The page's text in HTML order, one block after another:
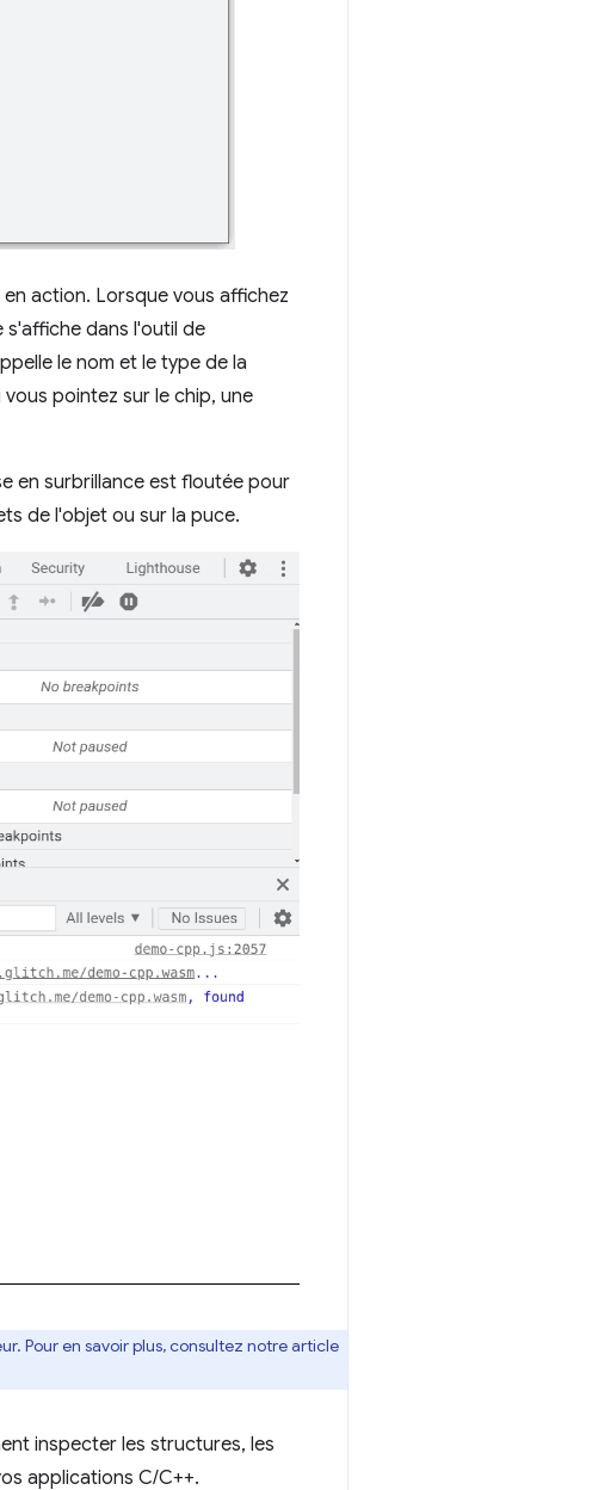
en action. Lorsque vous affichez
s'affiche dans l'outil de
le nom et le type de la
pointez sur le chip, une
en surbrillance est floutée pour
de l'objet ou sur la puce.
Pour en savoir plus, consultez notre article
inspecter les structures, les
applications C/C++.